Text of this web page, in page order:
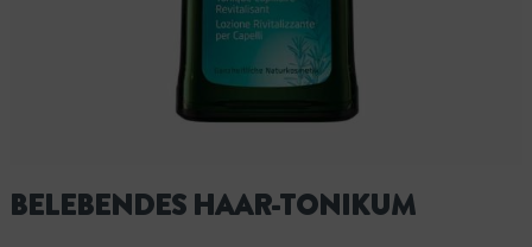
BELEBENDES HAAR-TONIKUM